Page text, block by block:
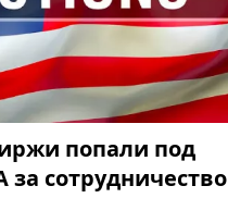
попали под
сотрудничество